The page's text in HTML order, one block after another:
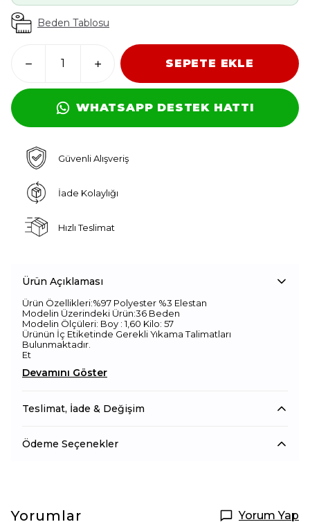
Beden Tablosu
SEPETE EKLE
WHATSAPP DESTEK HATTI
Güvenli Alışveriş
İade Kolaylığı
Hızlı Teslimat
Ürün Açıklaması
Ürün Özellikleri:%97 Polyester %3 Elestan
Modelin Üzerindeki Ürün:36 Beden
Modelin Ölçüleri: Boy : 1,60 Kilo: 57
Ürünün İç Etiketinde Gerekli Yıkama Talimatları
Bulunmaktadır.
Et
Devamını Göster
Teslimat, İade & Değişim
Ödeme Seçenekler
Yorumlar Yorum Yap